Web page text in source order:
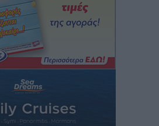
της Δωδεκανήσου: Τα
από 129.000 επιβάτες